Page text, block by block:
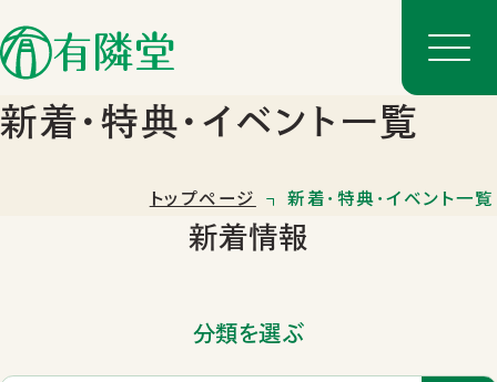
新着･特典･イベント一覧
トップページ 新着･特典･イベント一覧
新着情報
分類を選ぶ